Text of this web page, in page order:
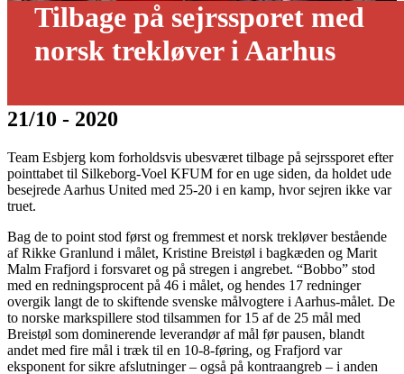
Tilbage på sejrssporet med
norsk trekløver i Aarhus
21/10 - 2020
Team Esbjerg kom forholdsvis ubesværet tilbage på sejrssporet efter
pointtabet til Silkeborg-Voel KFUM for en uge siden, da holdet ude
besejrede Aarhus United med 25-20 i en kamp, hvor sejren ikke var
truet.
Bag de to point stod først og fremmest et norsk trekløver bestående
af Rikke Granlund i målet, Kristine Breistøl i bagkæden og Marit
Malm Frafjord i forsvaret og på stregen i angrebet. “Bobbo” stod
med en redningsprocent på 46 i målet, og hendes 17 redninger
overgik langt de to skiftende svenske målvogtere i Aarhus-målet. De
to norske markspillere stod tilsammen for 15 af de 25 mål med
Breistøl som dominerende leverandør af mål før pausen, blandt
andet med fire mål i træk til en 10-8-føring, og Frafjord var
eksponent for sikre afslutninger – også på kontraangreb – i anden